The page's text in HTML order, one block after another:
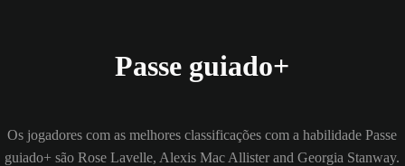
Passe guiado+
Os jogadores com as melhores classificações com a habilidade Passe
guiado+ são Rose Lavelle, Alexis Mac Allister and Georgia Stanway.